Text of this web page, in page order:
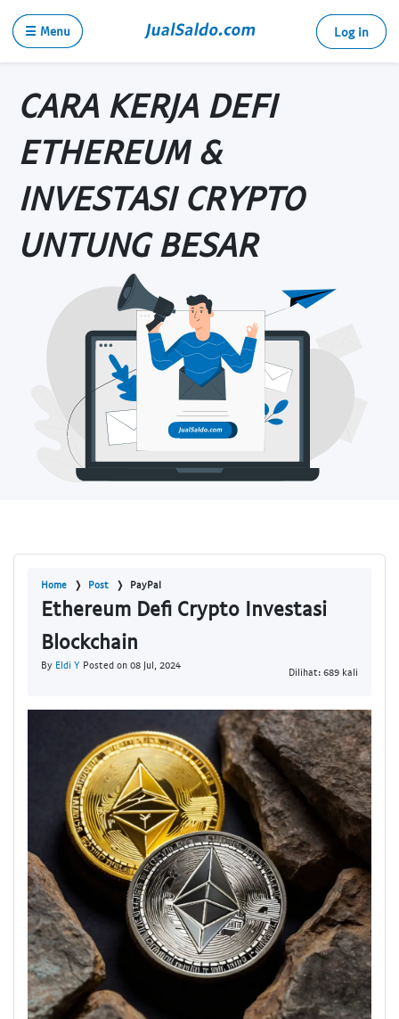
☰ Menu Log in
CARA KERJA DEFI
ETHEREUM &
INVESTASI CRYPTO
UNTUNG BESAR
Home Post PayPal
Ethereum Defi Crypto Investasi
Blockchain
By Eldi Y Posted on 08 Jul, 2024
Dilihat: 689 kali